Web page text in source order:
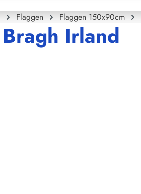
Flaggen Flaggen 150x90cm
Irland